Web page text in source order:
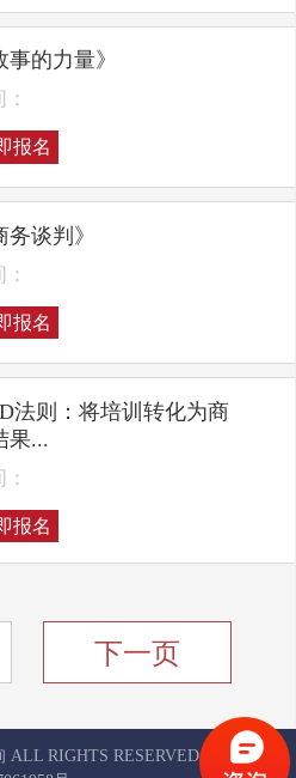
事的力量》
报名
务谈判》
报名
法则：将培训转化为商
果...
报名
下一页
ALL RIGHTS RESERVED
京ICP备